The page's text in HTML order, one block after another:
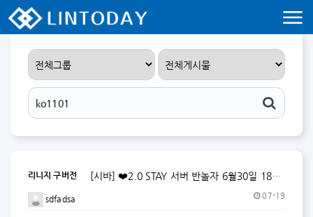
리니지 프리서버 홍보 및 프리서버 홍보 커뮤니티 사이트 린투데이 입니다.
리니지 구버전 [시바] ❤️2.0 STAY 서버 반놀자 6월30일 18시 오픈! ❤️ (자동사냥O,자물O,자칼O)
sdfadsa 07-19